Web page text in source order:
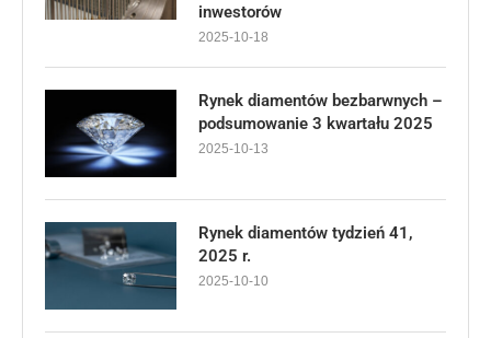
inwestorów
2025-10-18
Rynek diamentów bezbarwnych –
podsumowanie 3 kwartału 2025
2025-10-13
Rynek diamentów tydzień 41,
2025 r.
2025-10-10